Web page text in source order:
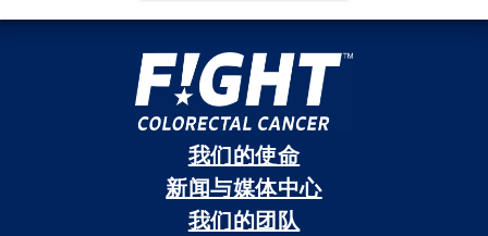
我们的使命
新闻与媒体中心
我们的团队